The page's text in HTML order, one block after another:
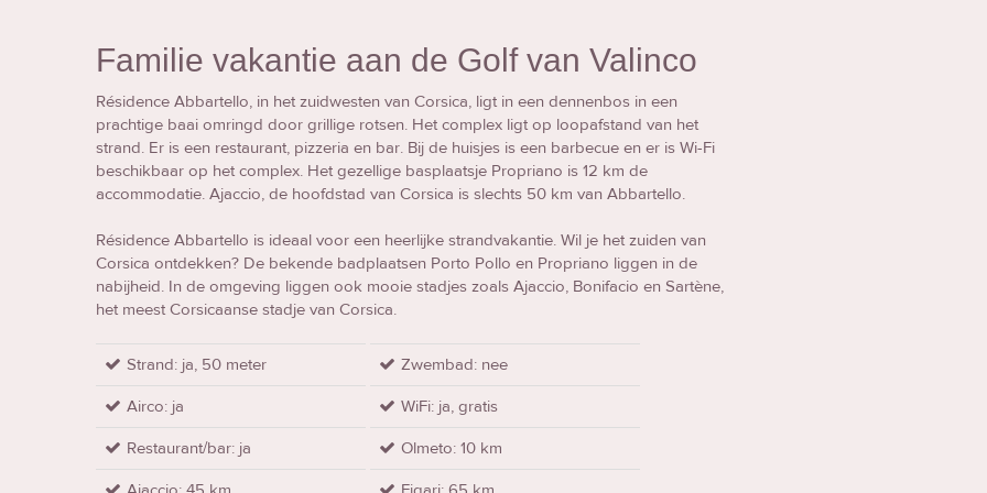
Familie vakantie aan de Golf van Valinco
Résidence Abbartello, in het zuidwesten van Corsica, ligt in een dennenbos in een
prachtige baai omringd door grillige rotsen. Het complex ligt op loopafstand van het
strand. Er is een restaurant, pizzeria en bar. Bij de huisjes is een barbecue en er is Wi-Fi
beschikbaar op het complex. Het gezellige basplaatsje Propriano is 12 km de
accommodatie. Ajaccio, de hoofdstad van Corsica is slechts 50 km van Abbartello.
Résidence Abbartello is ideaal voor een heerlijke strandvakantie. Wil je het zuiden van
Corsica ontdekken? De bekende badplaatsen Porto Pollo en Propriano liggen in de
nabijheid. In de omgeving liggen ook mooie stadjes zoals Ajaccio, Bonifacio en Sartène,
het meest Corsicaanse stadje van Corsica.
Strand: ja, 50 meter
Zwembad: nee
Airco: ja
WiFi: ja, gratis
Restaurant/bar: ja
Olmeto: 10 km